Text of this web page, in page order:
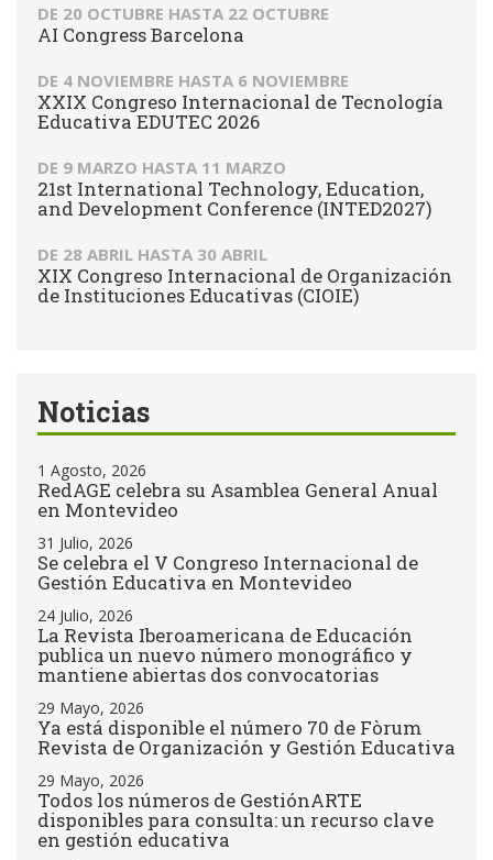
DE 20 OCTUBRE HASTA 22 OCTUBRE
AI Congress Barcelona
DE 4 NOVIEMBRE HASTA 6 NOVIEMBRE
XXIX Congreso Internacional de Tecnología
Educativa EDUTEC 2026
DE 9 MARZO HASTA 11 MARZO
21st International Technology, Education,
and Development Conference (INTED2027)
DE 28 ABRIL HASTA 30 ABRIL
XIX Congreso Internacional de Organización
de Instituciones Educativas (CIOIE)
Noticias
1 Agosto, 2026
RedAGE celebra su Asamblea General Anual
en Montevideo
31 Julio, 2026
Se celebra el V Congreso Internacional de
Gestión Educativa en Montevideo
24 Julio, 2026
La Revista Iberoamericana de Educación
publica un nuevo número monográfico y
mantiene abiertas dos convocatorias
29 Mayo, 2026
Ya está disponible el número 70 de Fòrum
Revista de Organización y Gestión Educativa
29 Mayo, 2026
Todos los números de GestiónARTE
disponibles para consulta: un recurso clave
en gestión educativa